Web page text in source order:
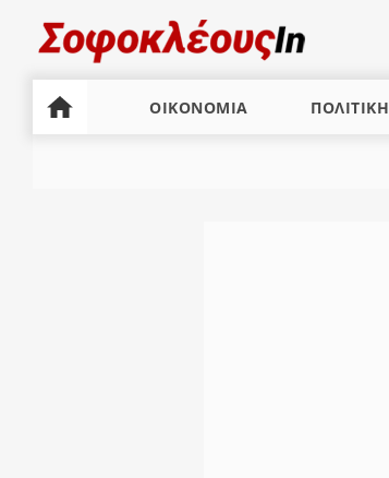
ΟΙΚΟΝΟΜΙΑ ΠΟΛΙΤΙΚΗ